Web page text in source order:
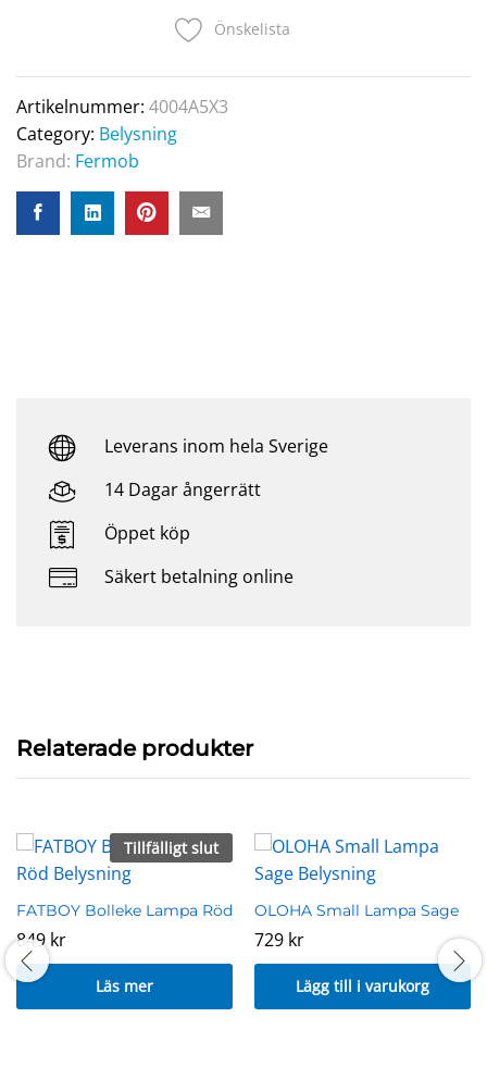
Önskelista
Artikelnummer: 4004A5X3
Category: Belysning
Brand: Fermob
Leverans inom hela Sverige
14 Dagar ångerrätt
Öppet köp
Säkert betalning online
Relaterade produkter
Tillfälligt slut
FATBOY Bolleke Lampa Röd
849 kr
Läs mer
OLOHA Small Lampa Sage
729 kr
Lägg till i varukorg